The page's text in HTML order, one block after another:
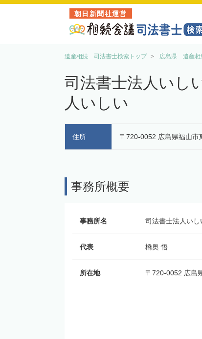
朝日新聞社運営
遺産相続 司法書士検索トップ 広島県 遺産
司法書士法人いし
人いしい
住所 〒720-0052 広島県福山市
事務所概要
事務所名 司法書士法人い
代表 橋奥 悟
所在地 〒720-0052 広島